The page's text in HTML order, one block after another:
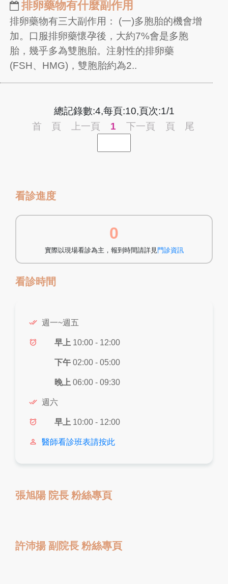
排卵藥物有什麼副作用
排卵藥物有三大副作用： (一)多胞胎的機會增
加。口服排卵藥懷孕後，大約7%會是多胞
胎，幾乎多為雙胞胎。注射性的排卵藥
(FSH、HMG)，雙胞胎約為2..
總記錄數:4,每頁:10,頁次:1/1
首 頁
上一頁 1 下一頁 頁 尾
看診進度
0
實際以現場看診為主，報到時間請詳見 門診資訊
看診時間
done_all 週一~週五
alarm_on 早上 10:00 - 12:00
下午 02:00 - 05:00
晚上 06:00 - 09:30
done_all 週六
alarm_on 早上 10:00 - 12:00
person_outline 醫師看診班表請按此
張旭陽 院長 粉絲專頁
許沛揚 副院長 粉絲專頁